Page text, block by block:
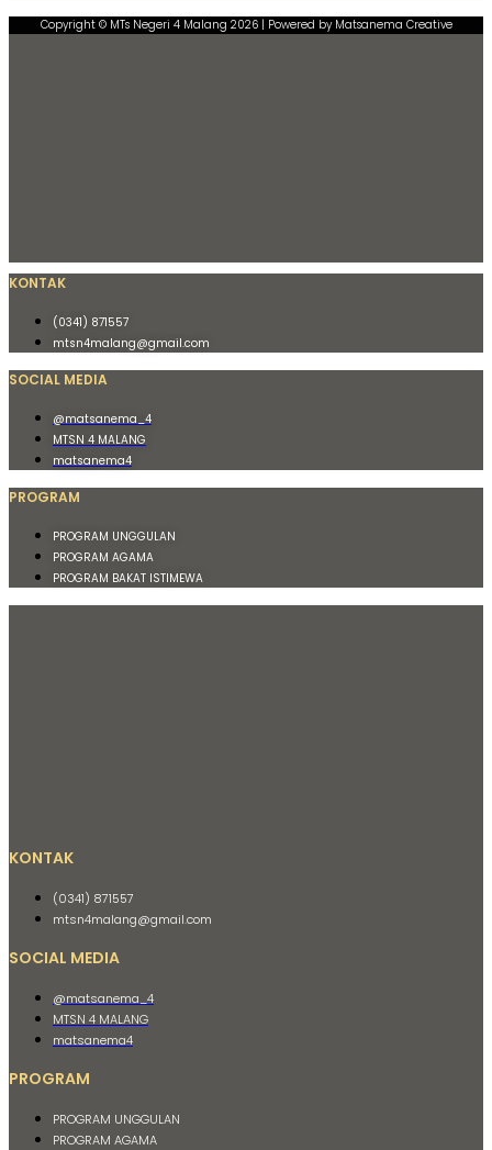
Copyright © MTs Negeri 4 Malang 2026 | Powered by Matsanema Creative
KONTAK
(0341) 871557
mtsn4malang@gmail.com
SOCIAL MEDIA
@matsanema_4
MTSN 4 MALANG
matsanema4
PROGRAM
PROGRAM UNGGULAN
PROGRAM AGAMA
PROGRAM BAKAT ISTIMEWA
KONTAK
(0341) 871557
mtsn4malang@gmail.com
SOCIAL MEDIA
@matsanema_4
MTSN 4 MALANG
matsanema4
PROGRAM
PROGRAM UNGGULAN
PROGRAM AGAMA